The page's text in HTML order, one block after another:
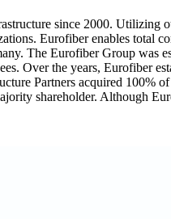
since 2000.
Eurofiber enables
The Eurofiber Group was
Over the years, Eurofiber
Partners acquired
shareholder. Although